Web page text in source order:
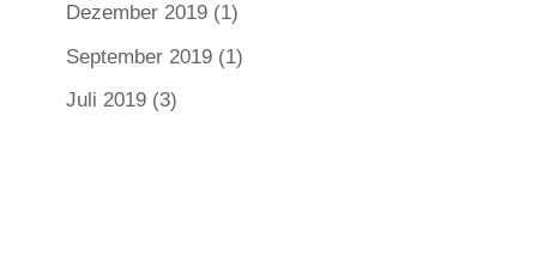
Dezember 2019(1)
September 2019(1)
Juli 2019(3)